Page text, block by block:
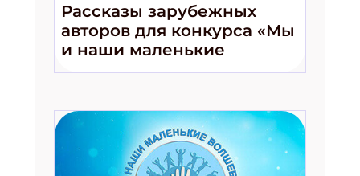
Рассказы зарубежных
авторов для конкурса «Мы
и наши маленькие
волшебники!»